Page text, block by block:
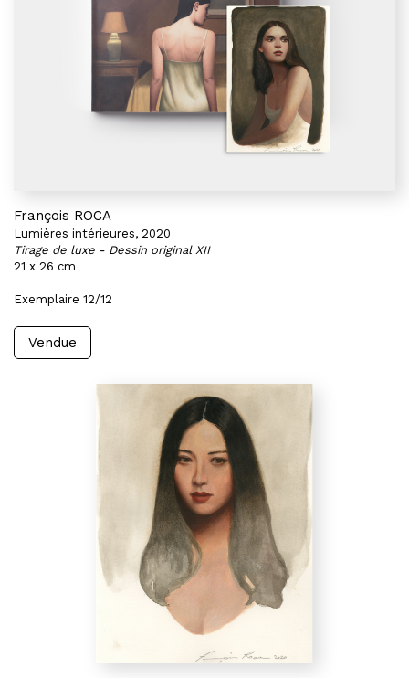
François ROCA
Lumières intérieures, 2020
Tirage de luxe - Dessin original XII
21 x 26 cm
Exemplaire 12/12
Vendue